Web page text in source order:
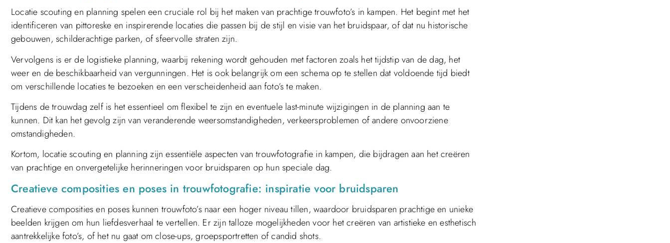
Locatie scouting en planning spelen een cruciale rol bij het maken van prachtige trouwfoto’s in kampen. Het begint met het
identificeren van pittoreske en inspirerende locaties die passen bij de stijl en visie van het bruidspaar, of dat nu historische
gebouwen, schilderachtige parken, of sfeervolle straten zijn.
Vervolgens is er de logistieke planning, waarbij rekening wordt gehouden met factoren zoals het tijdstip van de dag, het
weer en de beschikbaarheid van vergunningen. Het is ook belangrijk om een schema op te stellen dat voldoende tijd biedt
om verschillende locaties te bezoeken en een verscheidenheid aan foto’s te maken.
Tijdens de trouwdag zelf is het essentieel om flexibel te zijn en eventuele last-minute wijzigingen in de planning aan te
kunnen. Dit kan het gevolg zijn van veranderende weersomstandigheden, verkeersproblemen of andere onvoorziene
omstandigheden.
Kortom, locatie scouting en planning zijn essentiële aspecten van trouwfotografie in kampen, die bijdragen aan het creëren
van prachtige en onvergetelijke herinneringen voor bruidsparen op hun speciale dag.
Creatieve composities en poses in trouwfotografie: inspiratie voor bruidsparen
Creatieve composities en poses kunnen trouwfoto’s naar een hoger niveau tillen, waardoor bruidsparen prachtige en unieke
beelden krijgen om hun liefdesverhaal te vertellen. Er zijn talloze mogelijkheden voor het creëren van artistieke en esthetisch
aantrekkelijke foto’s, of het nu gaat om close-ups, groepsportretten of candid shots.